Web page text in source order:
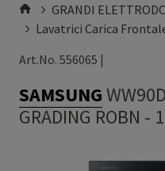
GRANDI
Lavatrici Carica
Art.No. 556065 |
SAMSUNG
GRADING ROBN -